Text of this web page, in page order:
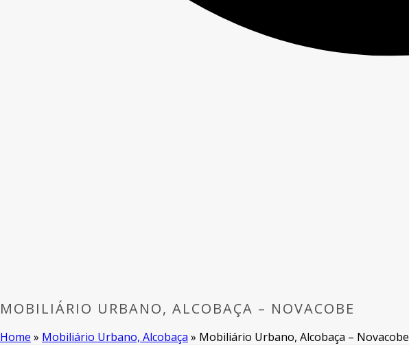
MOBILIÁRIO URBANO, ALCOBAÇA – NOVACOBE
Home » Mobiliário Urbano, Alcobaça » Mobiliário Urbano, Alcobaça – Novacobe